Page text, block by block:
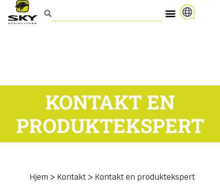
KONTAKT EN
PRODUKTEKSPERT
Hjem > Kontakt > Kontakt en produktekspert